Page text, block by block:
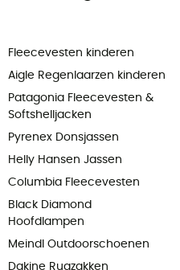
Fleecevesten kinderen
Aigle Regenlaarzen kinderen
Patagonia Fleecevesten &
Softshelljacken
Pyrenex Donsjassen
Helly Hansen Jassen
Columbia Fleecevesten
Black Diamond
Hoofdlampen
Meindl Outdoorschoenen
Dakine Rugzakken